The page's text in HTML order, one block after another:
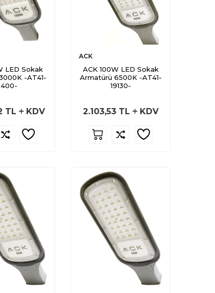
LED Sokak
-AT41-
TL KDV
ACK
ACK 100W LED Sokak
Armatürü 6500K -AT41-
19130-
2.103,53TL KDV